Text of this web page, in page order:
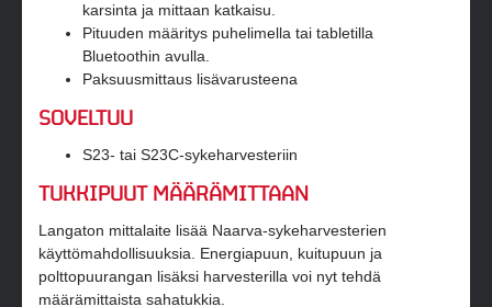
karsinta ja mittaan katkaisu.
Pituuden määritys puhelimella tai tabletilla
Bluetoothin avulla.
Paksuusmittaus lisävarusteena
SOVELTUU
S23- tai S23C-sykeharvesteriin
TUKKIPUUT MÄÄRÄMITTAAN
Langaton mittalaite lisää Naarva-sykeharvesterien
käyttömahdollisuuksia. Energiapuun, kuitupuun ja
polttopuurangan lisäksi harvesterilla voi nyt tehdä
määrämittaista sahatukkia.